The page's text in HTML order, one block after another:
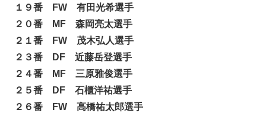
１９番 FW 有田光希選手
２０番 MF 森岡亮太選手
２１番 FW 茂木弘人選手
２３番 DF 近藤岳登選手
２４番 MF 三原雅俊選手
２５番 DF 石櫃洋祐選手
２６番 FW 高橋祐太郎選手